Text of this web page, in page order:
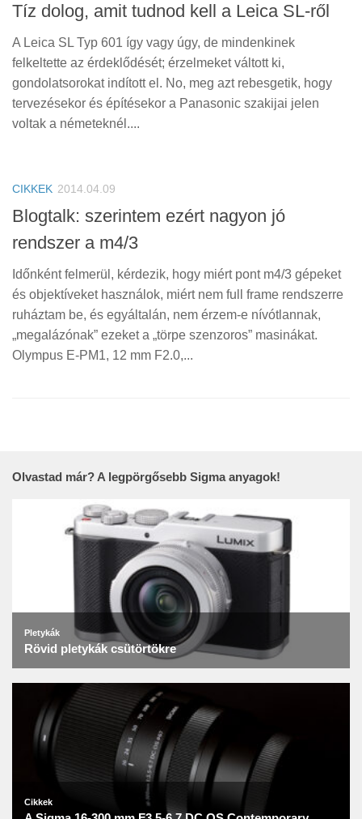
Tíz dolog, amit tudnod kell a Leica SL-ről
A Leica SL Typ 601 így vagy úgy, de mindenkinek
felkeltette az érdeklődését; érzelmeket váltott ki,
gondolatsorokat indított el. No, meg azt rebesgetik, hogy
tervezésekor és építésekor a Panasonic szakijai jelen
voltak a németeknél....
CIKKEK 2014.04.09
Blogtalk: szerintem ezért nagyon jó
rendszer a m4/3
Időnként felmerül, kérdezik, hogy miért pont m4/3 gépeket
és objektíveket használok, miért nem full frame rendszerre
ruháztam be, és egyáltalán, nem érzem-e nívótlannak,
„megalázónak” ezeket a „törpe szenzoros” masinákat.
Olympus E-PM1, 12 mm F2.0,...
Olvastad már? A legpörgősebb Sigma anyagok!